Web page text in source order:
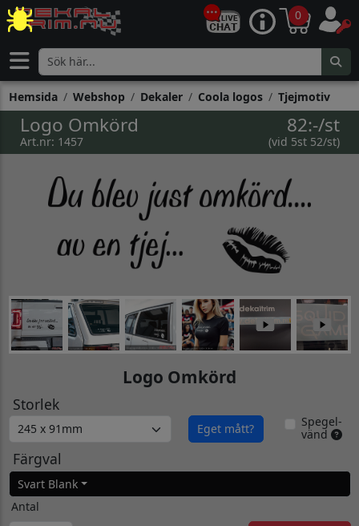
0
Hemsida Webshop Dekaler Coola logos Tjejmotiv
Logo Omkörd
Art.nr: 1457
82:-/st
(vid 5st 52/st)
Logo Omkörd
Storlek
Eget mått?
Spegel-
vänd
Färgval
Svart Blank
Antal